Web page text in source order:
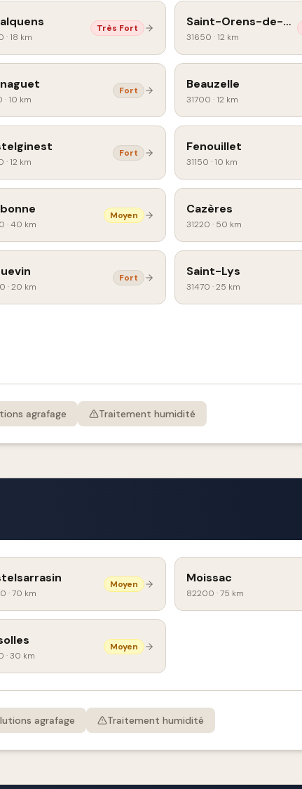
· 18 km
Très Fort Saint-Orens-de-Gameville
31650 · 12 km
· 10 km
Fort Beauzelle
31700 · 12 km
· 12 km
Fort Fenouillet
31150 · 10 km
·40 km
Moyen Cazères
31220 · 50 km
·20 km
Fort Saint-Lys
31470 ·25 km
agrafage Traitement humidité
·70 km
Moyen Moissac
82200 ·75 km
·30 km
Moyen
agrafage Traitement humidité